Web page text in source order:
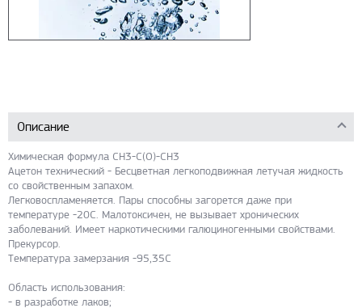
Описание
Химическая формула CH3-C(O)-CH3
Ацетон технический - Бесцветная легкоподвижная летучая жидкость
со свойственным запахом.
Легковоспламеняется. Пары способны загорется даже при
температуре -20С. Малотоксичен, не вызывает хронических
заболеваний. Имеет наркотическими галюциногенными свойствами.
Прекурсор.
Температура замерзания -95,35С
Область использования:
- в разработке лаков;